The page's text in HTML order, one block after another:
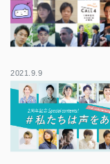
2021.9.9